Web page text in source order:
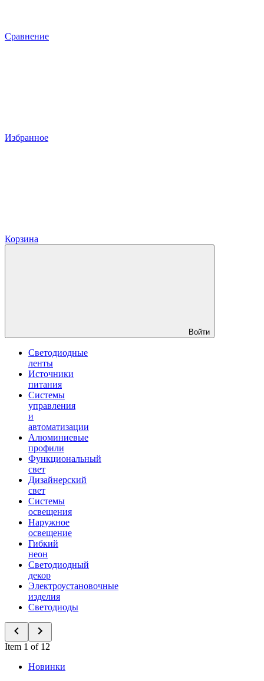
Сравнение
Избранное
Корзина
Войти
Светодиодные
ленты
Источники
питания
Системы
управления
и
автоматизации
Алюминиевые
профили
Функциональный
свет
Дизайнерский
свет
Системы
освещения
Наружное
освещение
Гибкий
неон
Светодиодный
декор
Электроустановочные
изделия
Светодиоды
Item 1 of 12
Новинки